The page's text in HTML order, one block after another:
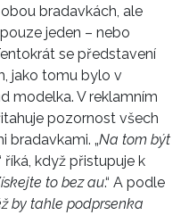
bradavkách, ale
jeden – nebo
se představení
jako tomu bylo v
modelka. V reklamním
pozornost všech
bradavkami. „Na tom být
říká, když přistupuje k
to bez au.“ A podle
by tahle podprsenka